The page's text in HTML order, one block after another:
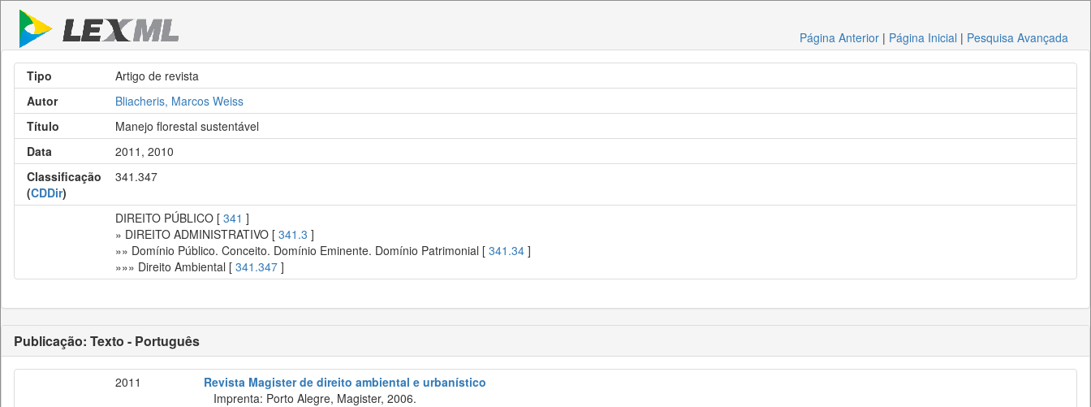
Página Anterior | Página Inicial | Pesquisa Avançada
Tipo
Artigo de revista
Autor
Bliacheris, Marcos Weiss
Título
Manejo florestal sustentável
Data
2011, 2010
Classificação
(CDDir)
341.347
DIREITO PÚBLICO [ 341 ]
» DIREITO ADMINISTRATIVO [ 341.3 ]
»» Domínio Público. Conceito. Domínio Eminente. Domínio Patrimonial [ 341.34 ]
»»» Direito Ambiental [ 341.347 ]
Publicação: Texto - Português
2011
Revista Magister de direito ambiental e urbanístico
Imprenta: Porto Alegre, Magister, 2006.